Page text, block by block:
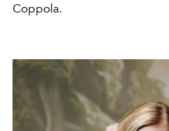
Coppola.